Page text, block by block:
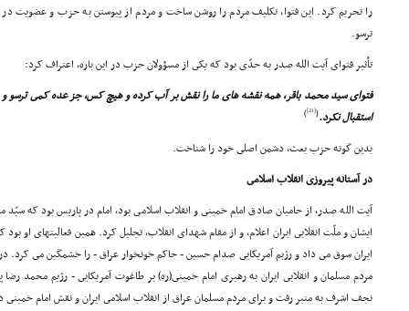
را تحریم کرد. این فتوا، تکلیف مردم را روشن ساخت و مردم از پیوستن به حزب و عضویت در
ترسو.
تأثیر فتواى آیت الله صدر به حدّى بود که یکى از مسؤولان حزب در این باره، اعتراف کرد:
فتواى سید محمد باقر، همه نقشه هاى ما را نقش بر آب کرده و هیچ کس، جز عده کمى ترسو
استقبال نکرد.(
[21]
)
بدین گونه حزب بعث، دشمن اصلى خود را شناخت.
در آستانه پیروزى انقلاب اسلامى
آیت الله صدر، از حامیان صادق امام خمینى و انقلاب اسلامى بود، امام در پاریس بود که
ایشان و ملّت انقلابى ایران اعلام، و از مقام شهداى انقلاب، تجلیل کرد. همین فعالیتهاى او
مردم مسلمان و انقلابى ایران به رهبرى امام خمینى(ره) بر طاغوت آمریکایى - رژیم محمد
نجف اشرف به منبر رفت و براى مردم مسلمان عراق از انقلاب اسلامى ایران و نقش امام